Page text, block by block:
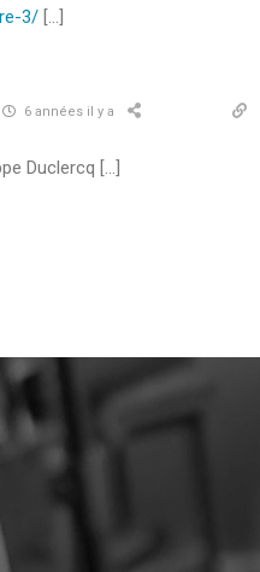
3/ […]
6 années il y a
Duclercq […]